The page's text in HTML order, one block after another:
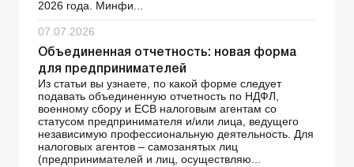
2026 года. Минфи...
07.07.2026
Объединенная отчетность: новая форма
для предпринимателей
Из статьи вы узнаете, по какой форме следует
подавать объединенную отчетность по НДФЛ,
военному сбору и ЕСВ налоговым агентам со
статусом предпринимателя и/или лица, ведущего
независимую профессиональную деятельность. Для
налоговых агентов – самозанятых лиц
(предпринимателей и лиц, осуществляю...